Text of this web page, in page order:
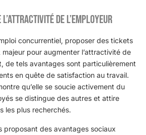
l’attractivité de l’employeur
concurrentiel, proposer des tickets
pour augmenter l’attractivité de
de tels avantages sont particulièrement
en quête de satisfaction au travail.
qu’elle se soucie activement du
se distingue des autres et attire
les plus recherchés.
proposant des avantages sociaux